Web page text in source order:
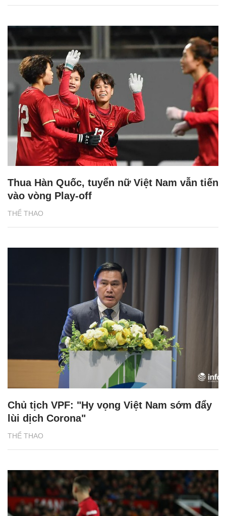
THỂ THAO
Thua Hàn Quốc, tuyển nữ Việt Nam vẫn tiến
vào vòng Play-off
THỂ THAO
Chủ tịch VPF: "Hy vọng Việt Nam sớm đẩy
lùi dịch Corona"